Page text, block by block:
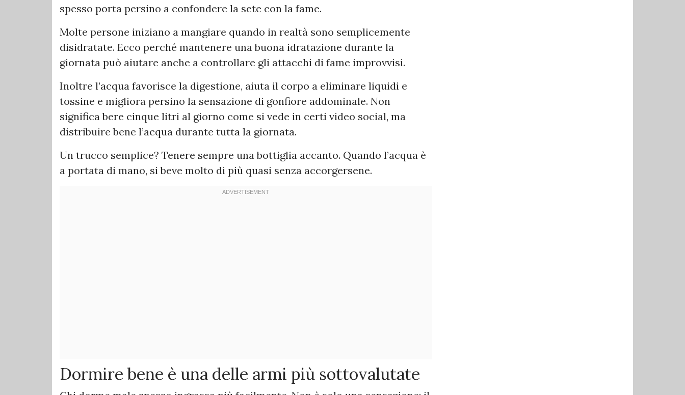
spesso porta persino a confondere la sete con la fame.
Molte persone iniziano a mangiare quando in realtà sono semplicemente
disidratate. Ecco perché mantenere una buona idratazione durante la
giornata può aiutare anche a controllare gli attacchi di fame improvvisi.
Inoltre l’acqua favorisce la digestione, aiuta il corpo a eliminare liquidi e
tossine e migliora persino la sensazione di gonfiore addominale. Non
significa bere cinque litri al giorno come si vede in certi video social, ma
distribuire bene l’acqua durante tutta la giornata.
Un trucco semplice? Tenere sempre una bottiglia accanto. Quando l’acqua è
a portata di mano, si beve molto di più quasi senza accorgersene.
Dormire bene è una delle armi più sottovalutate